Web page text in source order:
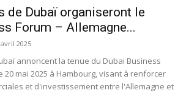
de Dubaï organiseront le
Forum – Allemagne...
2025
annoncent la tenue du Dubai Business
20 mai 2025 à Hambourg, visant à renforcer
et d'investissement entre l'Allemagne et